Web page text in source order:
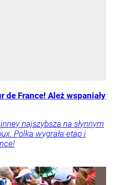
de France! Ależ wspaniały
najszybsza na słynnym
Polka wygrała etap i